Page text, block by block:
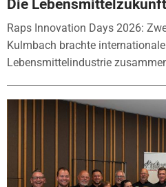
Die
Raps Innovation Days 2026:
Kulmbach brachte
Lebensmittelindustrie